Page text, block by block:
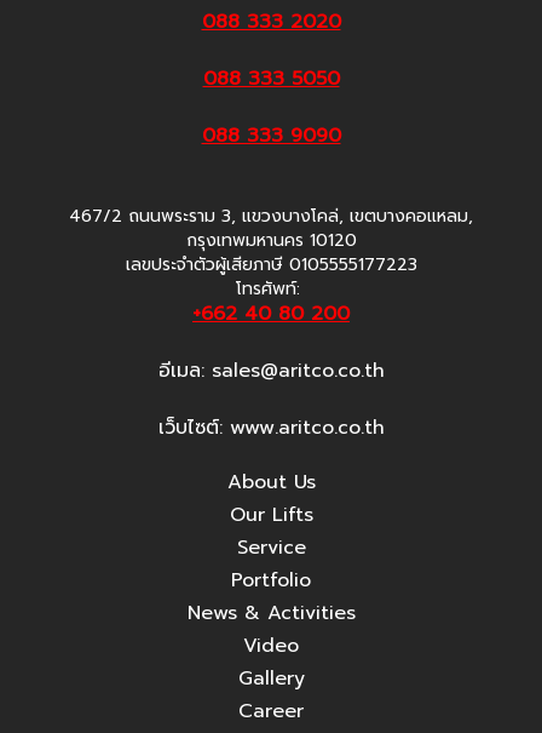
088 333 2020
088 333 5050
088 333 9090
467/2 ถนนพระราม 3, แขวงบางโคล่, เขตบางคอแหลม,
กรุงเทพมหานคร 10120
เลขประจำตัวผู้เสียภาษี 0105555177223
โทรศัพท์:
+662 40 80 200
อีเมล: sales@aritco.co.th
เว็บไซต์: www.aritco.co.th
About Us
Our Lifts
Service
Portfolio
News & Activities
Video
Gallery
Career